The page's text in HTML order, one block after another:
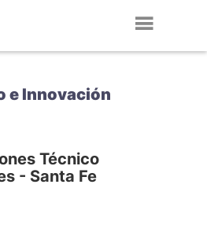
e Innovación
Técnico
- Santa Fe